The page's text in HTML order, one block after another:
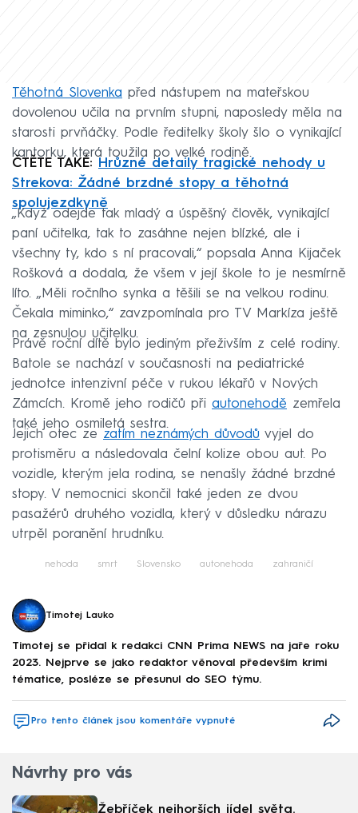
Těhotná Slovenka před nástupem na mateřskou
dovolenou učila na prvním stupni, naposledy měla na
starosti prvňáčky. Podle ředitelky školy šlo o vynikající
kantorku, která toužila po velké rodině.
ČTĚTE TAKÉ:
Hrůzné detaily tragické nehody u
Strekova: Žádné brzdné stopy a těhotná
spolujezdkyně
„Když odejde tak mladý a úspěšný člověk, vynikající
paní učitelka, tak to zasáhne nejen blízké, ale i
všechny ty, kdo s ní pracovali,“ popsala Anna Kijaček
Rošková a dodala, že všem v její škole to je nesmírně
líto. „Měli ročního synka a těšili se na velkou rodinu.
Čekala miminko,“ zavzpomínala pro TV Markíza ještě
na zesnulou učitelku.
Právě roční dítě bylo jediným přeživším z celé rodiny.
Batole se nachází v současnosti na pediatrické
jednotce intenzivní péče v rukou lékařů v Nových
Zámcích. Kromě jeho rodičů při autonehodě zemřela
také jeho osmiletá sestra.
Jejich otec ze zatím neznámých důvodů vyjel do
protisměru a následovala čelní kolize obou aut. Po
vozidle, kterým jela rodina, se nenašly žádné brzdné
stopy. V nemocnici skončil také jeden ze dvou
pasažérů druhého vozidla, který v důsledku nárazu
utrpěl poranění hrudníku.
nehoda smrt Slovensko autonehoda zahraničí
Timotej Lauko
Timotej se přidal k redakci CNN Prima NEWS na jaře roku
2023. Nejprve se jako redaktor věnoval především krimi
tématice, posléze se přesunul do SEO týmu.
Pro tento článek jsou komentáře vypnuté
Návrhy pro vás
Žebříček nejhorších jídel světa.